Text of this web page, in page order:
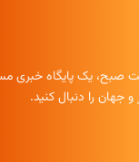
صبح، یک پایگاه خبری
جهان را دنبال کنید.